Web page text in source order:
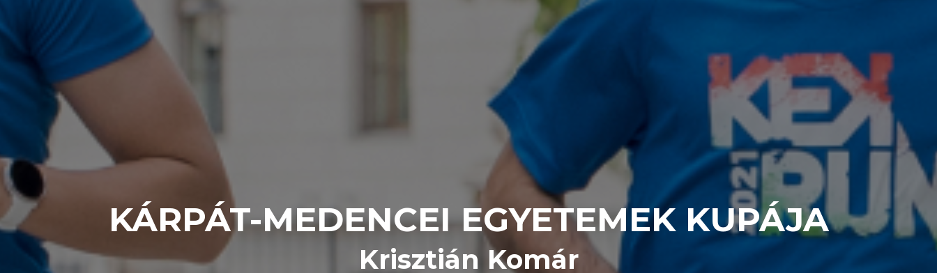
KÁRPÁT-MEDENCEI EGYETEMEK KUPÁJA
Krisztián Komár